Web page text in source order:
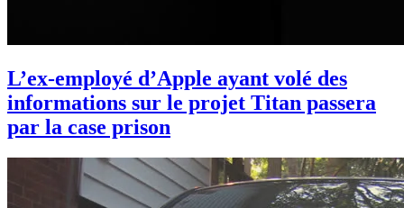
L’ex-employé d’Apple ayant volé des
informations sur le projet Titan passera
par la case prison